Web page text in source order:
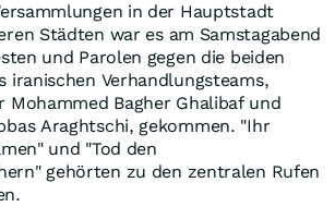
in der Hauptstadt
Städten war es am Samstagabend
und Parolen gegen die beiden
iranischen Verhandlungsteams,
Mohammed Bagher Ghalibaf und
Araghtschi, gekommen. "Ihr
und "Tod den
gehörten zu den zentralen Rufen